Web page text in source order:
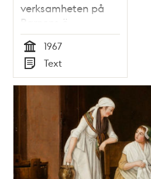
verksamheten på
Barnens ö
Tid
1967
Typ
Text